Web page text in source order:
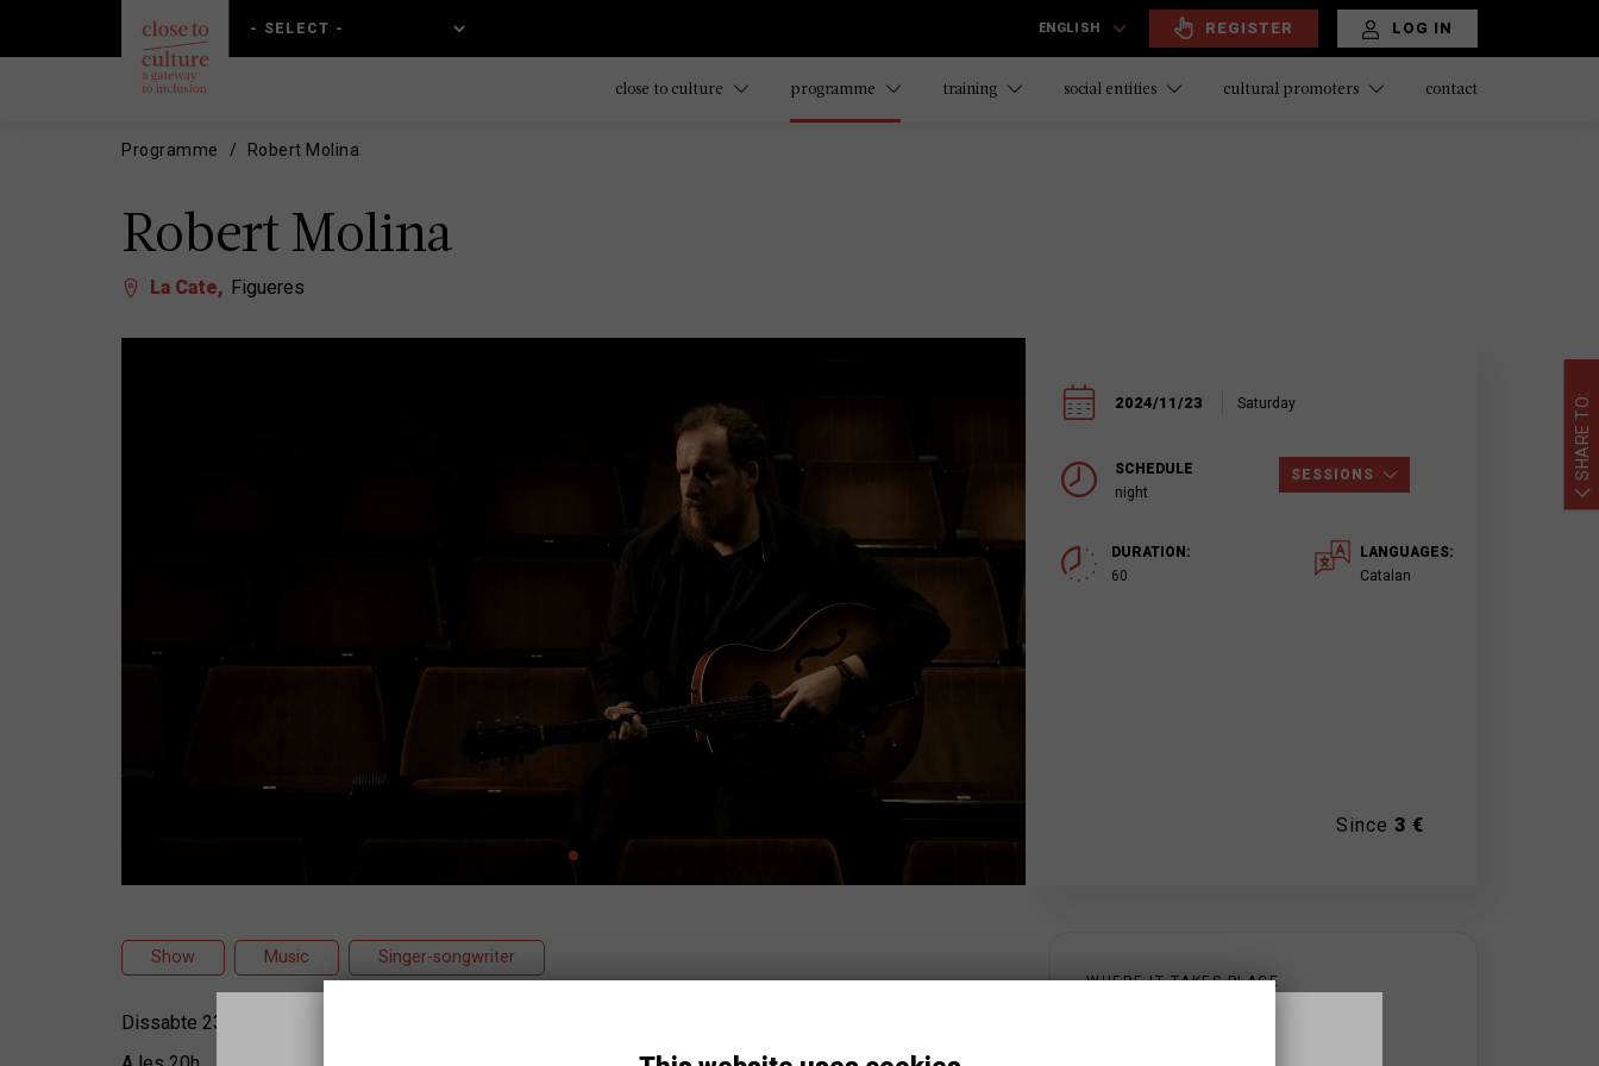
main
main
ENGLISH REGISTER LOG IN
close to culture programme training social entities cultural promoters contact
Programme Robert Molina
Robert Molina
La Cate Figueres
2024/11/23 Saturday
SCHEDULE
night
SESSIONS
DURATION:
60
LANGUAGES:
Catalan
Since 3 €
Show Music Singer-songwriter
Dissabte 23 de novembre
WHERE IT TAKES PLACE
SHARE TO: